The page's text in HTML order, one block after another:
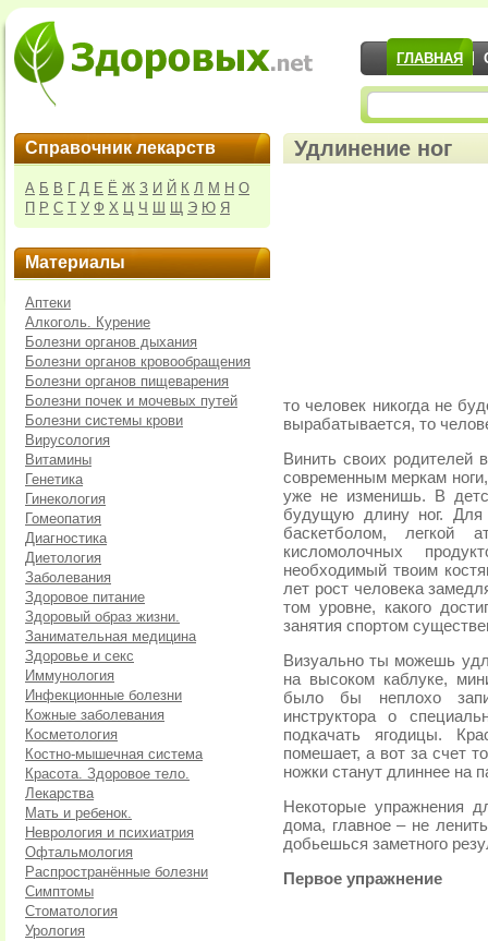
ГЛАВНАЯ
Справочник лекарств
А Б В Г Д Е Ё Ж З И Й К Л М Н О
П Р С Т У Ф Х Ц Ч Ш Щ Э Ю Я
Материалы
Аптеки
Алкоголь. Курение
Болезни органов дыхания
Болезни органов кровообращения
Болезни органов пищеварения
Болезни почек и мочевых путей
Болезни системы крови
Вирусология
Витамины
Генетика
Гинекология
Гомеопатия
Диагностика
Диетология
Заболевания
Здоровое питание
Здоровый образ жизни.
Занимательная медицина
Здоровье и секс
Иммунология
Инфекционные болезни
Кожные заболевания
Косметология
Костно-мышечная система
Красота. Здоровое тело.
Лекарства
Мать и ребенок.
Неврология и психиатрия
Офтальмология
Распространённые болезни
Симптомы
Стоматология
Урология
Удлинение ног
то человек никогда не
вырабатывается, то
Винить своих родителей
современным меркам
уже не изменишь. В
будущую длину ног. Для
баскетболом, легкой
кисломолочных
необходимый твоим
лет рост человека
том уровне, какого
занятия спортом
Визуально ты можешь
на высоком каблуке,
было бы неплохо
инструктора о
подкачать ягодицы.
помешает, а вот за счет
ножки станут длиннее на
Некоторые упражнения
дома, главное – не
добьешься заметного
Первое упражнение